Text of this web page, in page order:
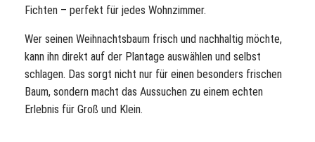
Fichten – perfekt für jedes Wohnzimmer.
Wer seinen Weihnachtsbaum frisch und nachhaltig möchte,
kann ihn direkt auf der Plantage auswählen und selbst
schlagen. Das sorgt nicht nur für einen besonders frischen
Baum, sondern macht das Aussuchen zu einem echten
Erlebnis für Groß und Klein.